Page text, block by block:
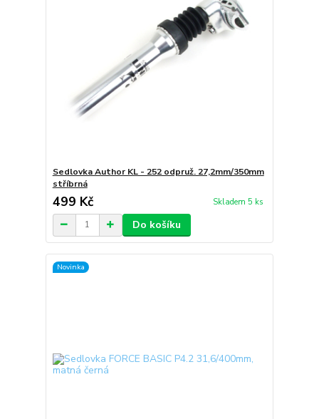
Sedlovka Author KL - 252 odpruž. 27,2mm/350mm
stříbrná
499 Kč Skladem 5 ks
Do košíku
Novinka